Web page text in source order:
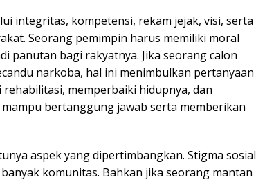
integritas, kompetensi, rekam jejak, visi, serta
Seorang pemimpin harus memiliki moral
panutan bagi rakyatnya. Jika seorang calon
narkoba, hal ini menimbulkan pertanyaan
memperbaiki hidupnya, dan
bertanggung jawab serta memberikan
aspek yang dipertimbangkan. Stigma sosial
komunitas. Bahkan jika seorang mantan